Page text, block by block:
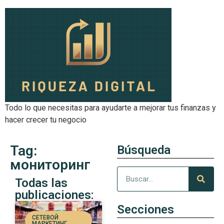
Todo lo que necesitas para ayudarte a mejorar tus finanzas y
hacer crecer tu negocio
Tag:
мониторинг
Todas las
publicaciones:
СЕТЕВОЙ
Búsqueda
Secciones